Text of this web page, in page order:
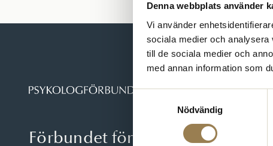
Denna webbplats använder
Vi använder
sociala medier och
till de sociala medier och
med annan information som
Samtyckesval
Nödvändig
Förbundet för dig som är